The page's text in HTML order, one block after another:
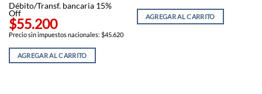
era:
es:
Débito/Transf. bancaria 15%
Off
$55.200
Precio sin impuestos nacionales: $45.620
AGREGAR AL CARRITO
AGREGAR AL CARRITO